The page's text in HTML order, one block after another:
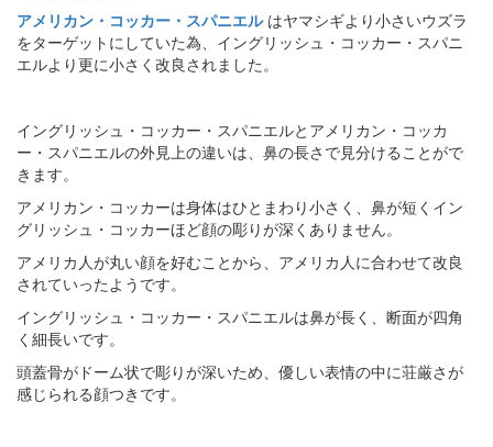
アメリカン・コッカー・スパニエル はヤマシギより小さいウズラ
をターゲットにしていた為、イングリッシュ・コッカー・スパニ
エルより更に小さく改良されました。
イングリッシュ・コッカー・スパニエルとアメリカン・コッカ
ー・スパニエルの外見上の違いは、鼻の長さで見分けることがで
きます。
アメリカン・コッカーは身体はひとまわり小さく、鼻が短くイン
グリッシュ・コッカーほど顔の彫りが深くありません。
アメリカ人が丸い顔を好むことから、アメリカ人に合わせて改良
されていったようです。
イングリッシュ・コッカー・スパニエルは鼻が長く、断面が四角
く細長いです。
頭蓋骨がドーム状で彫りが深いため、優しい表情の中に荘厳さが
感じられる顔つきです。